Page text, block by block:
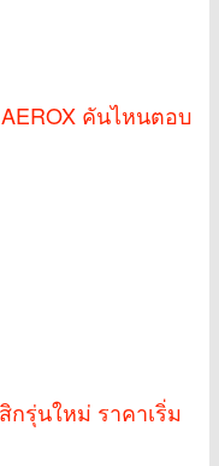
AEROX คันไหนตอบ
กรุ่นใหม่ ราคาเริ่ม